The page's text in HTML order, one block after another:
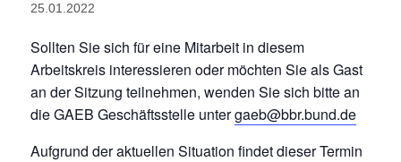
25.01.2022
Sollten Sie sich für eine Mitarbeit in diesem
Arbeitskreis interessieren oder möchten Sie als Gast
an der Sitzung teilnehmen, wenden Sie sich bitte an
die GAEB Geschäftsstelle untergaeb@bbr.bund.de
Aufgrund der aktuellen Situation findet dieser Termin